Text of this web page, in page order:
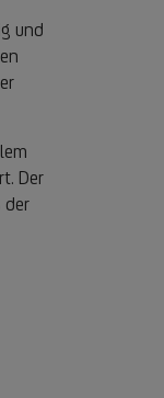
und
Der
der